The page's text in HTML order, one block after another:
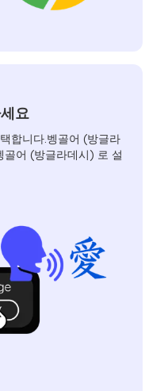
요
합니다.벵골어 (방글라
어 (방글라데시) 로 설